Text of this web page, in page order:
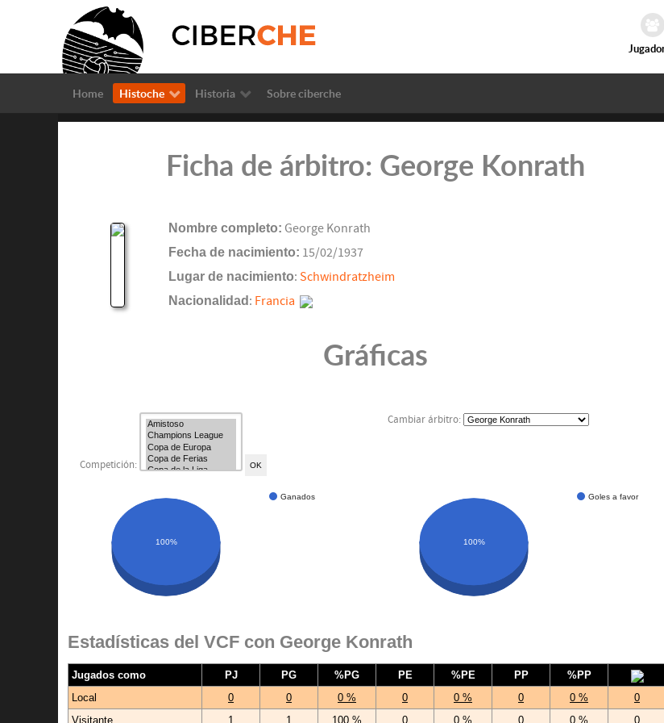
Home Histoche Historia Sobre ciberche
Ficha de árbitro: George Konrath
Nombre completo: George Konrath
Fecha de nacimiento: 15/02/1937
Lugar de nacimiento: Schwindratzheim
Nacionalidad : Francia
Gráficas
Competición:
Cambiar árbitro:
Ganados
100%
Goles a favor
100%
Estadísticas del VCF con George Konrath
Jugados como PJ PG %PG PE %PE PP %PP
Local
0 0 0 % 0 0 % 0 0 % 0
Visitante
1 1 100 % 0 0 % 0 0 % 0